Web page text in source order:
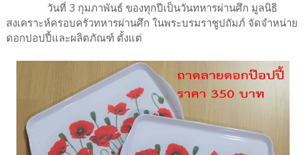
วันที่ 3 กุมภาพันธ์ ของทุกปีเป็นวันทหารผ่านศึก มูลนิธิ
สงเคราะห์ครอบครัวทหารผ่านศึก ในพระบรมราชูปถัมภ์ จัดจำหน่าย
ดอกปอปปี้และผลิตภัณฑ์ ตั้งแต่